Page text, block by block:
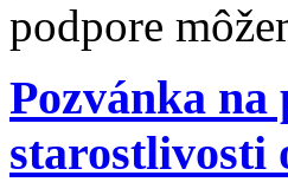
podpore
Pozvánka
starostlivosti